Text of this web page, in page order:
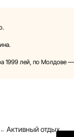
одностороннем
изменения в
товаров.
являются
в
скидок,
1999 лей, по Молдове —
Активный отдых